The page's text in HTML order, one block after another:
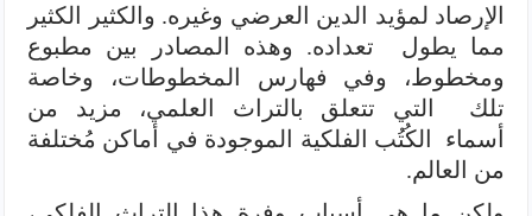
الإرصاد لمؤيد الدين العرضي وغيره. والكثير الكثير
مما يطول تعداده. وهذه المصادر بين مطبوع
ومخطوط، وفي فهارس المخطوطات، وخاصة
تلك التي تتعلق بالتراث العلمي، مزيد من
أسماء الكُتُب الفلكية الموجودة في أماكن مُختلفة
من العالم.